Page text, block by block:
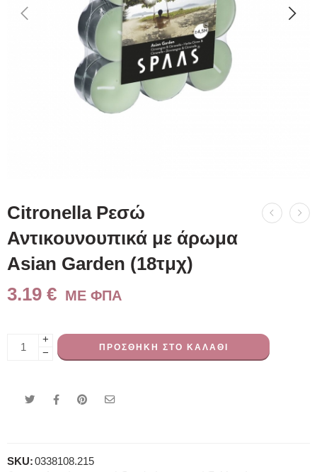
Citronella Ρεσώ
Αντικουνουπικά με άρωμα
Asian Garden (18τμχ)
3.19 € ME ΦΠΑ
+
−
ΠΡΟΣΘΉΚΗ ΣΤΟ ΚΑΛΆΘΙ
SKU:0338108.215